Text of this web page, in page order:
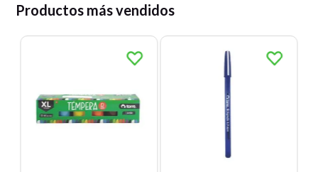
Productos más vendidos